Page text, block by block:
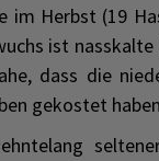
im Herbst (19
ist
dass die
gekostet